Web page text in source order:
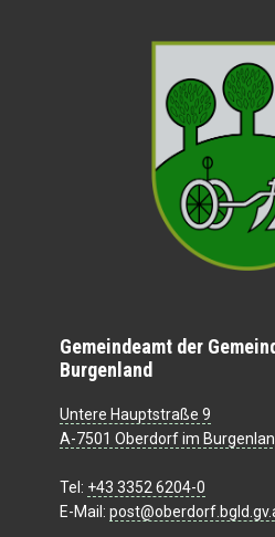
Gemeindeamt der
Burgenland
Untere Hauptstraße 9
A-7501 Oberdorf im
Tel: +43 3352 6204-0
E-Mail: